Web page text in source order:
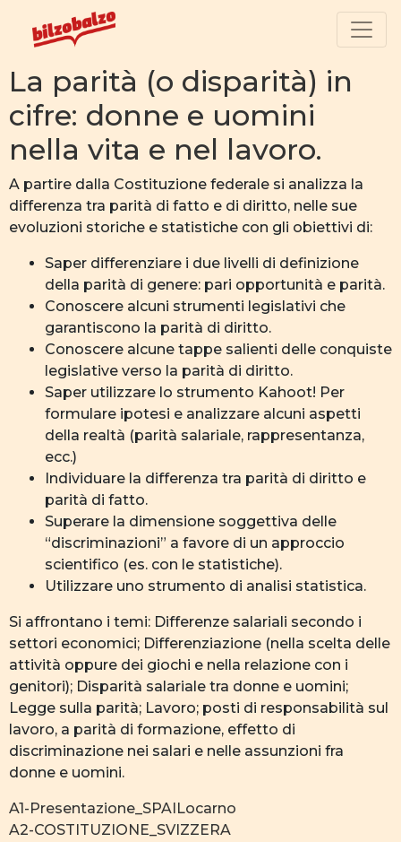
La parità (o disparità) in
cifre: donne e uomini
nella vita e nel lavoro.
A partire dalla Costituzione federale si analizza la
differenza tra parità di fatto e di diritto, nelle sue
evoluzioni storiche e statistiche con gli obiettivi di:
Saper differenziare i due livelli di definizione
della parità di genere: pari opportunità e parità.
Conoscere alcuni strumenti legislativi che
garantiscono la parità di diritto.
Conoscere alcune tappe salienti delle conquiste
legislative verso la parità di diritto.
Saper utilizzare lo strumento Kahoot! Per
formulare ipotesi e analizzare alcuni aspetti
della realtà (parità salariale, rappresentanza,
ecc.)
Individuare la differenza tra parità di diritto e
parità di fatto.
Superare la dimensione soggettiva delle
“discriminazioni” a favore di un approccio
scientifico (es. con le statistiche).
Utilizzare uno strumento di analisi statistica.
Si affrontano i temi: Differenze salariali secondo i
settori economici; Differenziazione (nella scelta delle
attività oppure dei giochi e nella relazione con i
genitori); Disparità salariale tra donne e uomini;
Legge sulla parità; Lavoro; posti di responsabilità sul
lavoro, a parità di formazione, effetto di
discriminazione nei salari e nelle assunzioni fra
donne e uomini.
A1-Presentazione_SPAILocarno
A2-COSTITUZIONE_SVIZZERA